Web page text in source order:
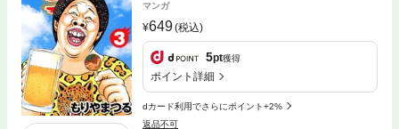
マンガ
649(税込)
5pt獲得
ポイント詳細
dカード利用でさらにポイント+2%
返品不可